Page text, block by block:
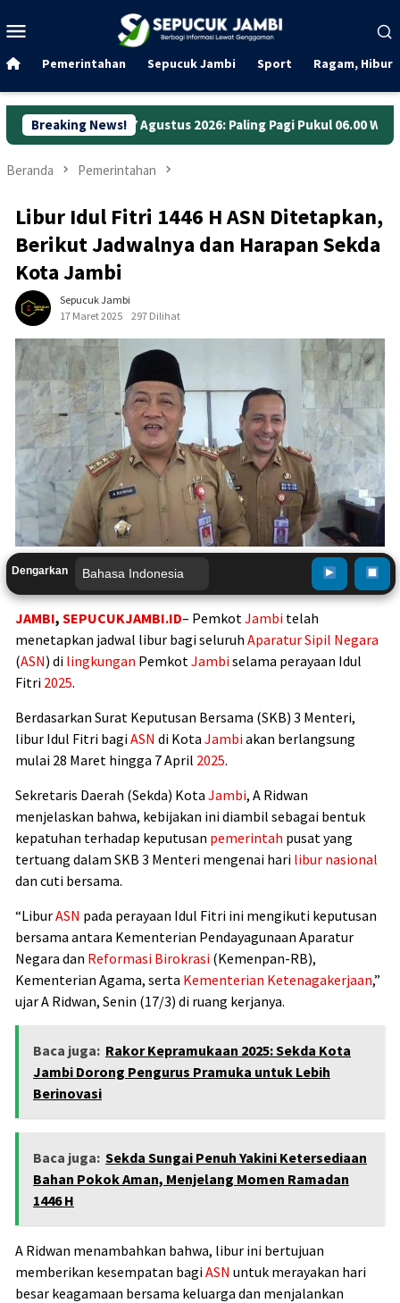
ke
Mobile
Pemerintahan Sepucuk Jambi Sport Ragam,
Breaking News!
Agustus 2026: Paling Pagi Pukul 06.00 WIB Anggaran
Beranda Pemerintahan
Libur Idul Fitri 1446 H ASN Ditetapkan,
Berikut Jadwalnya dan Harapan Sekda
Kota Jambi
Sepucuk Jambi
17 Maret 2025
297 Dilihat
Dengarkan
JAMBI, SEPUCUKJAMBI.ID– Pemkot Jambi telah
menetapkan jadwal libur bagi seluruh Aparatur Sipil Negara
(ASN) di lingkungan Pemkot Jambiselama perayaan Idul
Fitri 2025.
Berdasarkan Surat Keputusan Bersama (SKB) 3 Menteri,
libur Idul Fitri bagiASN di Kota Jambiakan berlangsung
mulai 28 Maret hingga 7 April 2025.
Sekretaris Daerah (Sekda) Kota Jambi, A Ridwan
menjelaskan bahwa, kebijakan ini diambil sebagai bentuk
kepatuhan terhadap keputusan pemerintah pusat yang
tertuang dalam SKB 3 Menteri mengenai hari libur nasional
dan cuti bersama.
“LiburASN pada perayaan Idul Fitri ini mengikuti keputusan
bersama antara Kementerian Pendayagunaan Aparatur
Negara dan Reformasi Birokrasi (Kemenpan-RB),
Kementerian Agama, serta Kementerian Ketenagakerjaan,”
ujar A Ridwan, Senin (17/3) di ruang kerjanya.
Baca juga: Rakor Kepramukaan 2025: Sekda Kota
Jambi Dorong Pengurus Pramuka untuk Lebih
Berinovasi
Baca juga: Sekda Sungai Penuh Yakini Ketersediaan
Bahan Pokok Aman, Menjelang Momen Ramadan
1446 H
A Ridwan menambahkan bahwa, libur ini bertujuan
memberikan kesempatan bagiASN untuk merayakan hari
besar keagamaan bersama keluarga dan menjalankan